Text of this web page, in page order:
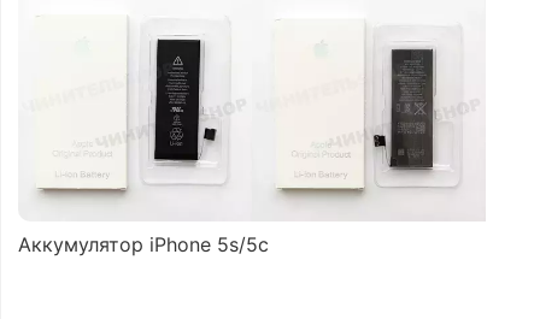
Аккумулятор iPhone 5s/5c